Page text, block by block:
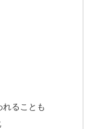
れることも